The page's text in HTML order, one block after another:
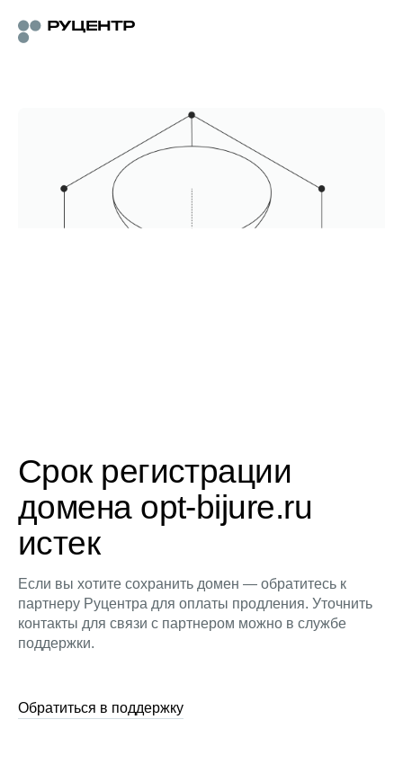
Срок регистрации
домена opt-bijure.ru
истек
Если вы хотите сохранить домен — обратитесь к
партнеру Руцентра для оплаты продления. Уточнить
контакты для связи с партнером можно в службе
поддержки.
Обратиться в поддержку